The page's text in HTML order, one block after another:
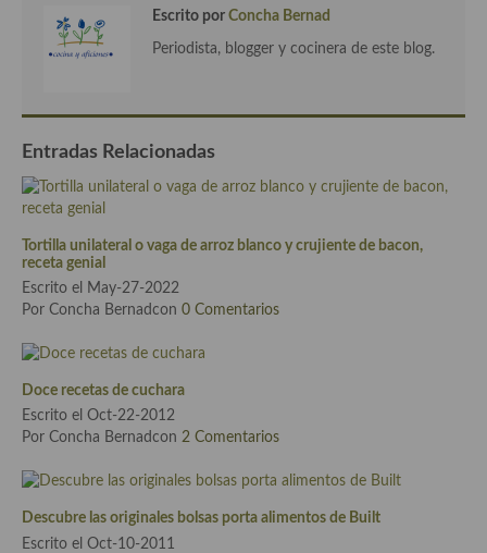
Legumbres y cereales
Masas elaboradas con harina, pizzas, quiches y demás
Aves
Carne
Pescado y Marisco
Postres y dulces
Postres con frutas
Quesos, recetas
Salazones y encurtidos
Escrito por Concha Bernad
Periodista, blogger y cocinera de este blog.
Entradas Relacionadas
Tortilla unilateral o vaga de arroz blanco y crujiente de bacon,
receta genial
Escrito el May-27-2022
Por Concha Bernadcon 0 Comentarios
Doce recetas de cuchara
Escrito el Oct-22-2012
Por Concha Bernadcon 2 Comentarios
Descubre las originales bolsas porta alimentos de Built
Escrito el Oct-10-2011